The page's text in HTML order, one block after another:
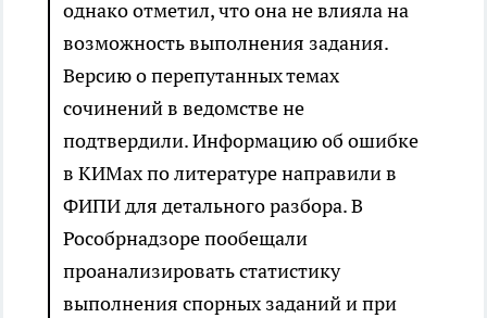
однако отметил, что она не влияла на
возможность выполнения задания.
Версию о перепутанных темах
сочинений в ведомстве не
подтвердили. Информацию об ошибке
в КИМах по литературе направили в
ФИПИ для детального разбора. В
Рособрнадзоре пообещали
проанализировать статистику
выполнения спорных заданий и при